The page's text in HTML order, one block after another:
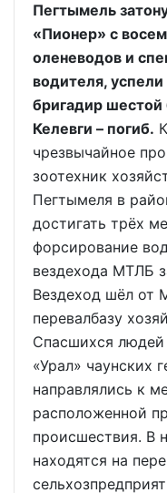
Пегтымель
«Пионер» с
оленеводов и
водителя,
бригадир
Келевги – погиб.
чрезвычайное
зоотехник
Пегтымеля в
достигать трёх
форсирование
вездехода МТЛБ
Вездеход шёл от
перевалбазу
Спасшихся
«Урал» чаунских
направлялись к
расположенной
происшествия. В
находятся на